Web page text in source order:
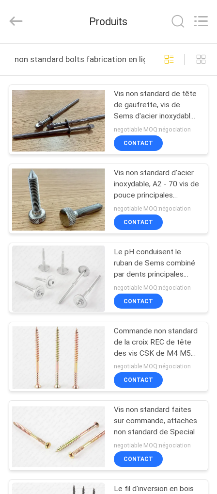
PRODUITS
AU
SUJET
DE
NOUS
VISITE
D'USINE
CONTRÔLE
QUALITÉ
CONTACTEZ-
NOUS
NOUVELLES
DEMANDEZ
UNE
SITE
Chaoyi
Fastener.
Rights
Produits
non standard bolts fabrication en ligne
Vis non standard de tête
de gaufrette, vis de
Sems d'acier inoxydable
avec le joint carré
negotiable MOQ:négociation
CONTACT
Vis non standard d'acier
inoxydable, A2 - 70 vis de
pouce principales
moletées
negotiable MOQ:négociation
CONTACT
Le pH conduisent le
ruban de Sems combiné
par dents principales
soudé par vis non
standard Dimmming
Ruspert
negotiable MOQ:négociation
CONTACT
Commande non standard
de la croix REC de tête
des vis CSK de M4 M5
M6 pour le bois en
plastique
negotiable MOQ:négociation
CONTACT
Vis non standard faites
sur commande, attaches
non standard de Special
negotiable MOQ:négociation
CONTACT
Le fil d'inversion en bois